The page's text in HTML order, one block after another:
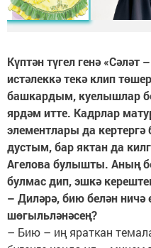
Күптән түгел генә «Сәләт
истәлеккә текә клип
башкардым, куелышлар
ярдәм итте. Кадрлар
элементлары да
дустым, бар яктан да
Агелова булышты. Аның
булмас дип, эшкә
– Диләрә, бию белән
шөгыльләнәсең?
– Бию – иң яраткан